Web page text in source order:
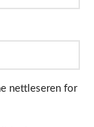
nettleseren for